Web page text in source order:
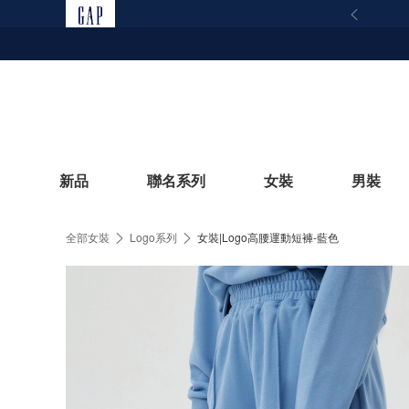
立即選購
新品 聯名系列 女裝 男裝
全部女裝 Logo系列 女裝|Logo高腰運動短褲-藍色